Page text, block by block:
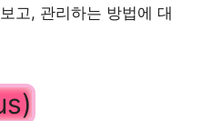
고, 관리하는 방법에 대